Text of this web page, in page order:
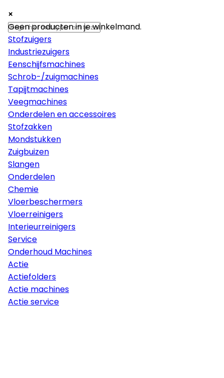
×
Machines
Stofzuigers
Industriezuigers
Eenschijfsmachines
Schrob-/zuigmachines
Tapijtmachines
Veegmachines
Onderdelen en accessoires
Stofzakken
Mondstukken
Zuigbuizen
Slangen
Onderdelen
Chemie
Vloerbeschermers
Vloerreinigers
Interieurreinigers
Service
Onderhoud Machines
Actie
Actiefolders
Actie machines
Actie service
×
×
Geen producten in je winkelmand.